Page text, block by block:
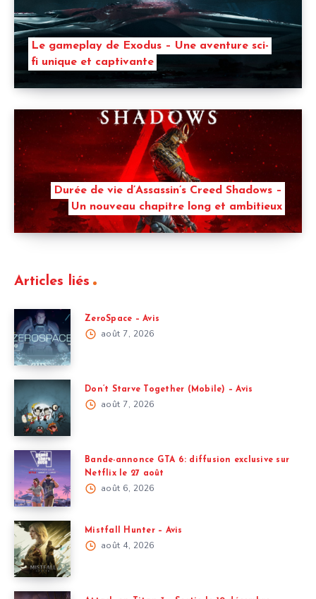
Le gameplay de Exodus – Une aventure sci-
fi unique et captivante
Durée de vie d’Assassin’s Creed Shadows –
Un nouveau chapitre long et ambitieux
Articles liés
ZeroSpace – Avis
août 7, 2026
Don’t Starve Together (Mobile) – Avis
août 7, 2026
Bande-annonce GTA 6: diffusion exclusive sur
Netflix le 27 août
août 6, 2026
Mistfall Hunter – Avis
août 4, 2026